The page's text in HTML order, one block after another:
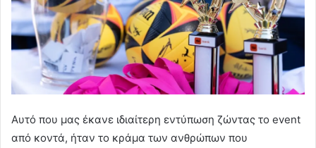
Αυτό που μας έκανε ιδιαίτερη εντύπωση ζώντας το event
από κοντά, ήταν το κράμα των ανθρώπων που